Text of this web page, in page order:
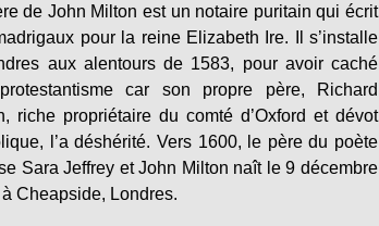
de John Milton est un notaire puritain qui écrit
pour la reine Elizabeth Ire. Il s’installe
aux alentours de 1583, pour avoir caché
car son propre père, Richard
riche propriétaire du comté d’Oxford et dévot
l’a déshérité. Vers 1600, le père du poète
Sara Jeffrey et John Milton naît le 9 décembre
Cheapside, Londres.